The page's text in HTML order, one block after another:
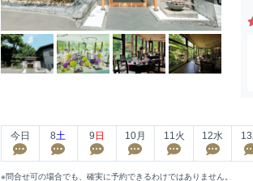
今日 8土 9 日 10月 11火 12水 13
※問合せ可の場合でも、確実に予約できるわけではありません。